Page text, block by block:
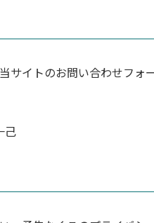
イトのお問い合わせフォ
己